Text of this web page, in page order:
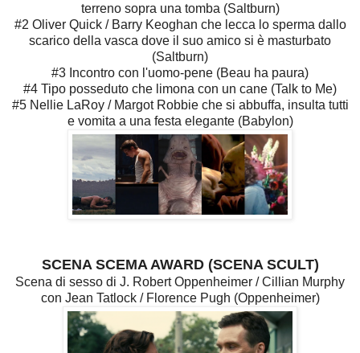
terreno sopra una tomba (Saltburn)
#2 Oliver Quick / Barry Keoghan che lecca lo sperma dallo
scarico della vasca dove il suo amico si è masturbato
(Saltburn)
#3 Incontro con l'uomo-pene (Beau ha paura)
#4 Tipo posseduto che limona con un cane (Talk to Me)
#5 Nellie LaRoy / Margot Robbie che si abbuffa, insulta tutti
e vomita a una festa elegante (Babylon)
SCENA SCEMA AWARD (SCENA SCULT)
Scena di sesso di J. Robert Oppenheimer / Cillian Murphy
con Jean Tatlock / Florence Pugh (Oppenheimer)